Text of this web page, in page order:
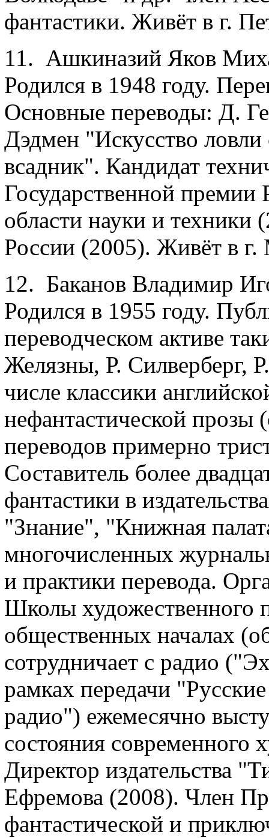
фантастики. Живёт в г.
11. Ашкиназий Яков
Родился в 1948 году.
Основные переводы: Д.
Дэдмен "Искусство
всадник". Кандидат
Государственной премии
области науки и техники
России (2005). Живёт в г.
12. Баканов Владимир
Родился в 1955 году.
переводческом активе
Желязны, Р. Силверберг,
числе классики
нефантастической
переводов примерно
Составитель более
фантастики в
"Знание", "Книжная
многочисленных
и практики перевода.
Школы художественного
общественных началах
сотрудничает с радио
рамках передачи
радио") ежемесячно
состояния современного
Директор издательства
Ефремова (2008). Член
фантастической и